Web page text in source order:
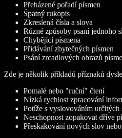
Přeházené pořadí písmen
Špatný rukopis
Zkreslená čísla a slova
Různé způsoby psaní jednoho
Chybějící písmena
Přidávání zbytečných písmen
Psání zrcadlových obrazů
Zde je několik příkladů příznaků
Pomalé nebo "ruční" čtení
Nízká rychlost zpracování
Potíže s vyslovováním určitých
Neschopnost zopakovat dříve
Přeskakování nových slov